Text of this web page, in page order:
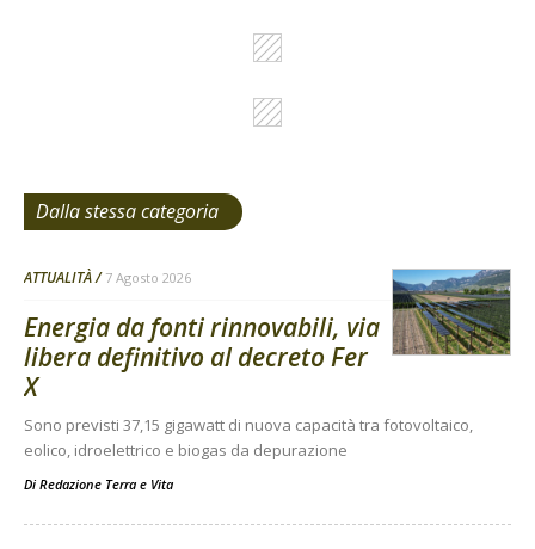
Dalla stessa categoria
ATTUALITÀ 7 Agosto 2026
Energia da fonti rinnovabili, via
libera definitivo al decreto Fer
X
Sono previsti 37,15 gigawatt di nuova capacità tra fotovoltaico,
eolico, idroelettrico e biogas da depurazione
Di Redazione Terra e Vita